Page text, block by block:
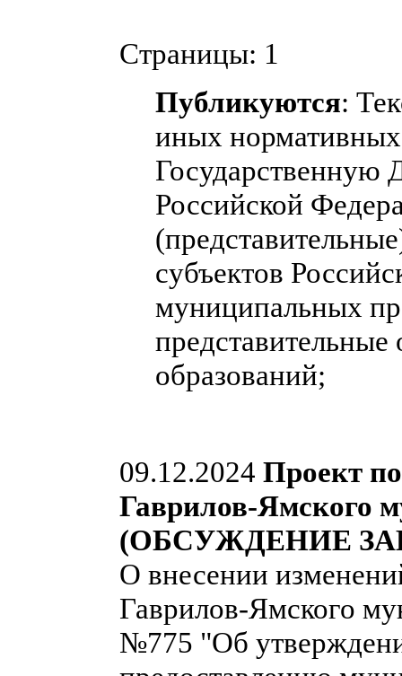
Страницы: 1
Публикуются:
иных
Государственную
Российской
субъектов
муниципальных
образований;
09.12.2024 Проект
Гаврилов-Ямского
(ОБСУЖДЕНИЕ
О внесении
Гаврилов-Ямского
№775 "Об